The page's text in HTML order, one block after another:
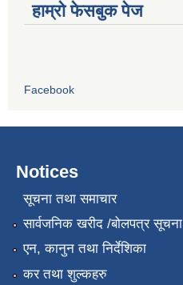
हाम्रो फेसबुक पेज
Facebook
Notices
सूचना तथा समाचार
सार्वजनिक खरीद /बोलपत्र सूचना
एन, कानुन तथा निर्देशिका
कर तथा शुल्कहरु